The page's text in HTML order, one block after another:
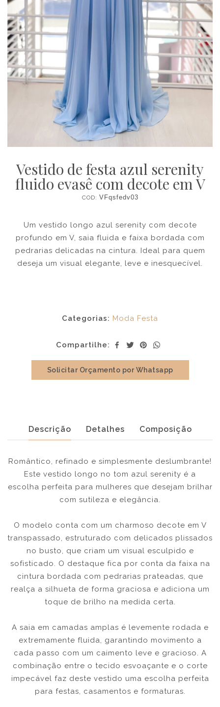
Vestido de festa azul serenity
fluido evasê com decote em V
COD: VFqsfedv03
Um vestido longo azul serenity com decote
profundo em V, saia fluida e faixa bordada com
pedrarias delicadas na cintura. Ideal para quem
deseja um visual elegante, leve e inesquecível.
Categorias: Moda Festa
Compartilhe:
Solicitar Orçamento por Whatsapp
Descrição Detalhes Composição
Romântico, refinado e simplesmente deslumbrante!
Este vestido longo no tom azul serenity é a
escolha perfeita para mulheres que desejam brilhar
com sutileza e elegância.
O modelo conta com um charmoso decote em V
transpassado, estruturado com delicados plissados
no busto, que criam um visual esculpido e
sofisticado. O destaque fica por conta da faixa na
cintura bordada com pedrarias prateadas, que
realça a silhueta de forma graciosa e adiciona um
toque de brilho na medida certa.
A saia em camadas amplas é levemente rodada e
extremamente fluida, garantindo movimento a
cada passo com um caimento leve e gracioso. A
combinação entre o tecido esvoaçante e o corte
impecável faz deste vestido uma escolha perfeita
para festas, casamentos e formaturas.